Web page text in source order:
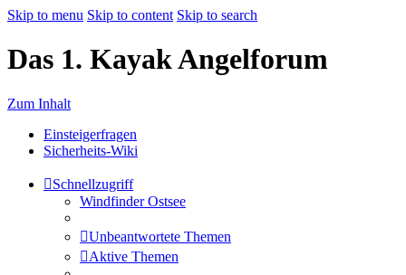
Skip to menu Skip to content Skip to search
Das 1. Kayak Angelforum
Zum Inhalt
Einsteigerfragen
Sicherheits-Wiki
Schnellzugriff
Windfinder Ostsee
Unbeantwortete Themen
Aktive Themen